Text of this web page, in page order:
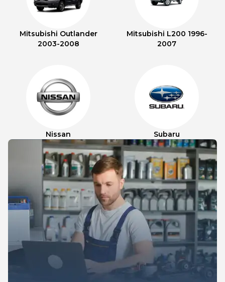
Mitsubishi Outlander
2003-2008
Mitsubishi L200 1996-
2007
Nissan Subaru